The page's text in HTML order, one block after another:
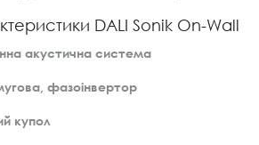
DALI Sonik On-Wall
акустична система
фазоінвертор
купол